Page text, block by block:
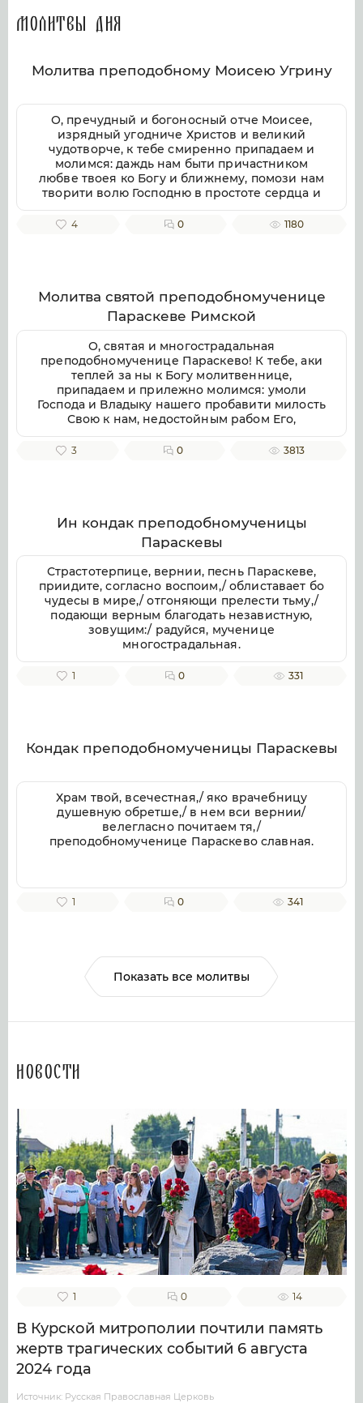
Молитвы дня
Молитва преподобному Моисею Угрину
О, пречудный и богоносный отче Моисее,
изрядный угодниче Христов и великий
чудотворче, к тебе смиренно припадаем и
молимся: даждь нам быти причастником
любве твоея ко Богу и ближнему, помози нам
творити волю Господню в простоте сердца и
смирении, заповеди Господни совершати
непогрешительно, призри благоутробно на
заступления и достойную песнь тебе
приносящих, тебе ублажаем, отче Моисее, тя
воспеваем, чистоты светильниче,
прославляюще милостиваго Бога, во Святей
Безначальней Троице славимаго Отца и Сына
и Святаго Духа, ныне и присно и во веки
веков. Аминь.
4 0 1180
Молитва святой преподобномученице
Параскеве Римской
О, святая и многострадальная
преподобномученице Параскево! К тебе, аки
теплей за ны к Богу молитвеннице,
припадаем и прилежно молимся: умоли
Господа и Владыку нашего пробавити милость
Свою к нам, недостойным рабом Его,
даровати же нам душевное и телесное
здравие, земли плодоносие, воздуха
поживше, сподобимся благую кончину
христианскую улучити и Царствие Небесное
наследити. Ей, предстательнице наша благая!
Не посрами упования нашего, еже по Бозе и
Пресвятей Богородице крепкое на Тя
возлагаем, но буди нам ходатаица во
спасение, да сподобимся вкупе с тобою и
всеми святыми в радости блаженства
вечнаго славити во твоем заступлении
великую милость Бога нашего, Отца, и Сына,
и Святаго Духа, ныне и присно, и во веки
веков. Аминь.
3 0 3813
Ин кондак преподобномученицы
Параскевы
Страстотерпице, вернии, песнь Параскеве,
приидите, согласно воспоим,/ облиставает бо
чудесы в мире,/ отгоняющи прелести тьму,/
подающи верным благодать независтную,
зовущим:/ радуйся, мученице
многострадальная.
1 0 331
Кондак преподобномученицы Параскевы
Храм твой, всечестная,/ яко врачебницу
душевную обретше,/ в нем вси вернии/
велегласно почитаем тя,/
преподобномученице Параскево славная.
1 0 341
Показать все молитвы
Новости
1 0 14
В Курской митрополии почтили память
жертв трагических событий 6 августа
2024 года
Источник: Русская Православная Церковь